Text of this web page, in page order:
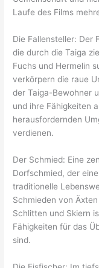
Laufe des Films
Die Fallensteller: Der
die durch die Taiga
Fuchs und Hermelin
verkörpern die raue
der Taiga-Bewohner
und ihre Fähigkeiten
herausfordernden
verdienen.
Der Schmied: Eine
Dorfschmied, der
traditionelle
Schmieden von
Schlitten und Skiern
Fähigkeiten für das
sind.